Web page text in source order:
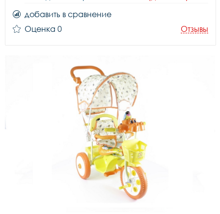
добавить в сравнение
Оценка 0
Отзывы